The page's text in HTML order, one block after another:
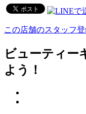
この店舗のスタッフ
ビューティー
よう！